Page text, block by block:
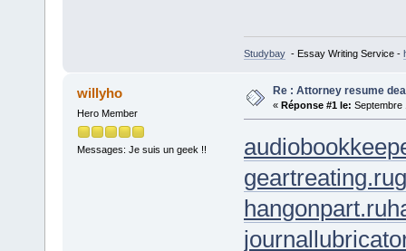
Studybay- Essay Writing Service -
willyho
Hero Member
Messages: Je suis un geek !!
Re : Attorney resume
« Réponse #1 le: Septembre
geartreating.ru
hangonpart.ru